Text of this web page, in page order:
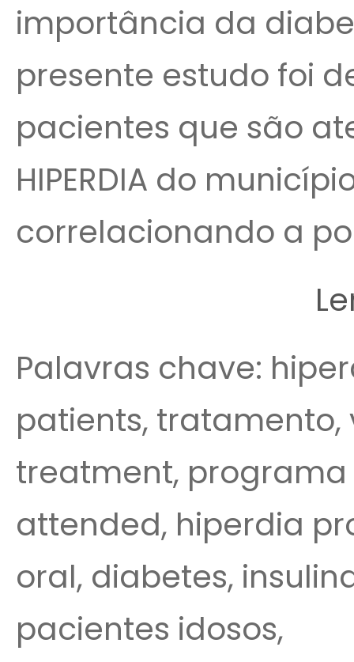
importância da
presente estudo foi
pacientes que são
HIPERDIA do
correlacionando a
Palavras chave:
patients, tratamento,
treatment,
attended, hiperdia
oral, diabetes,
pacientes idosos,